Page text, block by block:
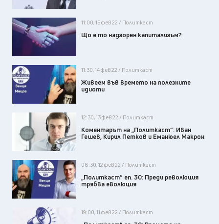
11:00, 15 фев 22 / Политкаст
Що е то надзорен капитализъм?
11:30, 14 фев 22 / Политкаст
Живеем във времето на полезните
идиоти
12:30, 13 фев 22 / Политкаст
Коментарът на „Политкаст“: Иван
Гешев, Кирил Петков и Еманюел Макрон
08:30, 12 фев 22 / Политкаст
„Политкаст“ еп. 30: Преди революция
трябва еволюция
19:00, 11 фев 22 / Политкаст